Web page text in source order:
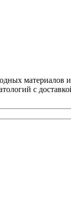
материалов и
с